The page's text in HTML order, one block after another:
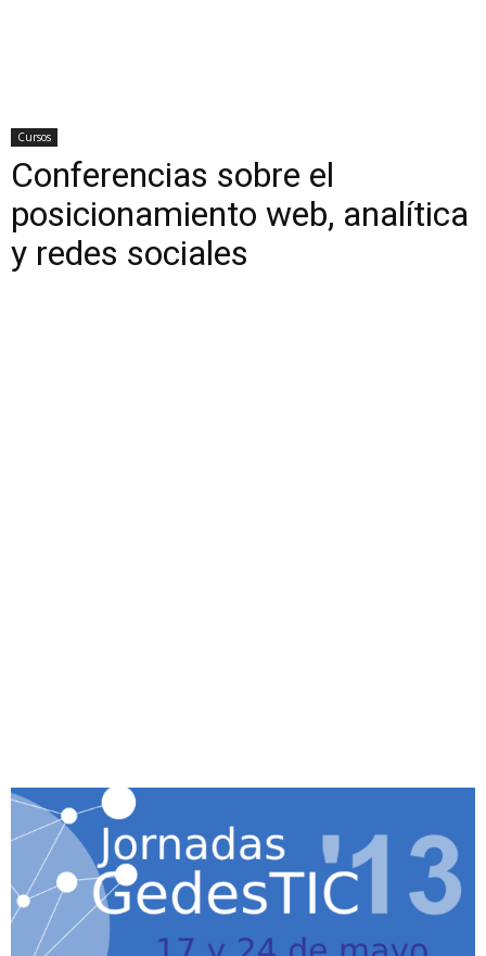
Cursos
Conferencias sobre el
posicionamiento web, analítica
y redes sociales